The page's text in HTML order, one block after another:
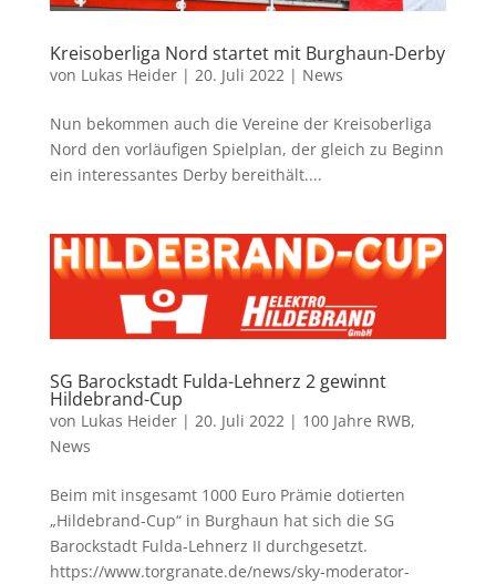
Kreisoberliga Nord startet mit Burghaun-Derby
von Lukas Heider| 20. Juli 2022 | News
Nun bekommen auch die Vereine der Kreisoberliga
Nord den vorläufigen Spielplan, der gleich zu Beginn
ein interessantes Derby bereithält....
SG Barockstadt Fulda-Lehnerz 2 gewinnt
Hildebrand-Cup
von Lukas Heider| 20. Juli 2022 | 100 Jahre RWB,
News
Beim mit insgesamt 1000 Euro Prämie dotierten
„Hildebrand-Cup“ in Burghaun hat sich die SG
Barockstadt Fulda-Lehnerz II durchgesetzt.
https://www.torgranate.de/news/sky-moderator-